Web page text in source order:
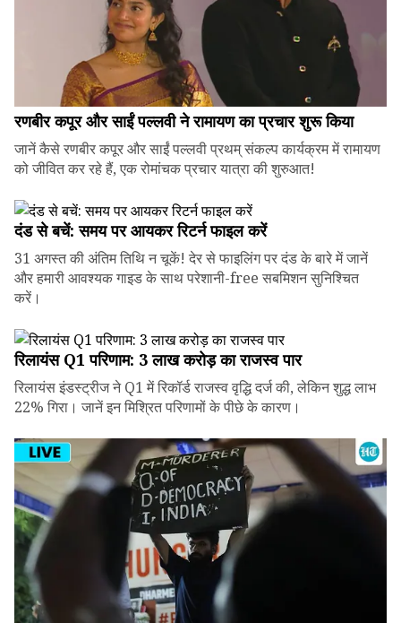
रणबीर कपूर और साईं पल्लवी ने रामायण का प्रचार शुरू किया
जानें कैसे रणबीर कपूर और साईं पल्लवी प्रथम् संकल्प कार्यक्रम में रामायण
को जीवित कर रहे हैं, एक रोमांचक प्रचार यात्रा की शुरुआत!
दंड से बचें: समय पर आयकर रिटर्न फाइल करें
31 अगस्त की अंतिम तिथि न चूकें! देर से फाइलिंग पर दंड के बारे में जानें
और हमारी आवश्यक गाइड के साथ परेशानी-free सबमिशन सुनिश्चित
करें।
रिलायंस Q1 परिणाम: ₹3 लाख करोड़ का राजस्व पार
रिलायंस इंडस्ट्रीज ने Q1 में रिकॉर्ड राजस्व वृद्धि दर्ज की, लेकिन शुद्ध लाभ
22% गिरा। जानें इन मिश्रित परिणामों के पीछे के कारण।